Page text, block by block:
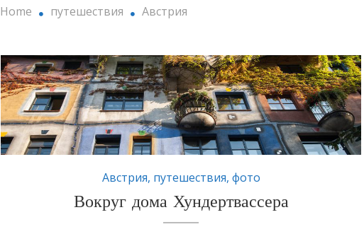
Home путешествия Австрия
Австрия, путешествия, фото
Вокруг дома Хундертвассера